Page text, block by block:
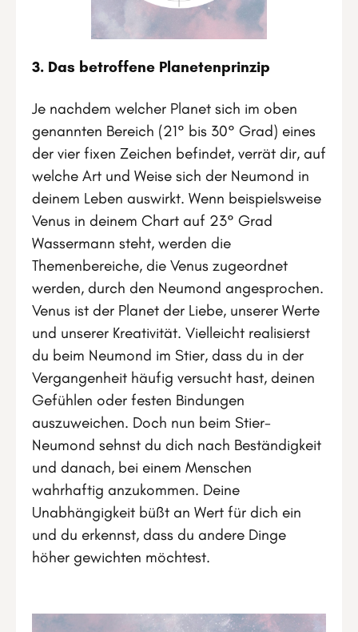
3. Das betroffene Planetenprinzip
Je nachdem welcher Planet sich im oben
genannten Bereich (21° bis 30° Grad) eines
der vier fixen Zeichen befindet, verrät dir, auf
welche Art und Weise sich der Neumond in
deinem Leben auswirkt. Wenn beispielsweise
Venus in deinem Chart auf 23° Grad
Wassermann steht, werden die
Themenbereiche, die Venus zugeordnet
werden, durch den Neumond angesprochen.
Venus ist der Planet der Liebe, unserer Werte
und unserer Kreativität. Vielleicht realisierst
du beim Neumond im Stier, dass du in der
Vergangenheit häufig versucht hast, deinen
Gefühlen oder festen Bindungen
auszuweichen. Doch nun beim Stier-
Neumond sehnst du dich nach Beständigkeit
und danach, bei einem Menschen
wahrhaftig anzukommen. Deine
Unabhängigkeit büßt an Wert für dich ein
und du erkennst, dass du andere Dinge
höher gewichten möchtest.